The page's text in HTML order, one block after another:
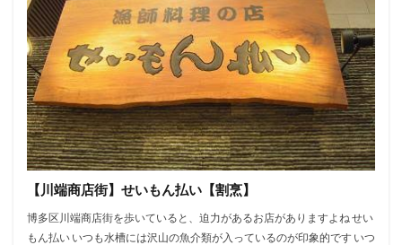
【川端商店街】せいもん払い【割烹】
博多区川端商店街を歩いていると、迫力があるお店がありますよね せい
もん払い いつも水槽には沢山の魚介類が入っているのが印象的です いつ